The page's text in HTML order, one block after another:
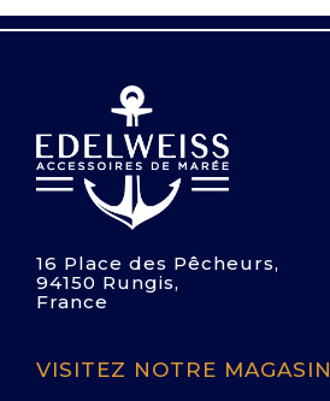
16 Place des Pêcheurs,
94150 Rungis,
France
VISITEZ NOTRE MAGASIN